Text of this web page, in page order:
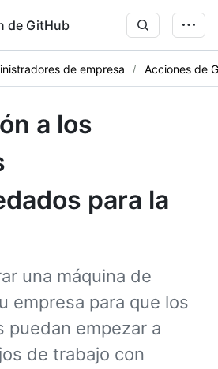
de GitHub
de empresa Acciones de
a los
para la
una máquina de
empresa para que los
puedan empezar a
de trabajo con